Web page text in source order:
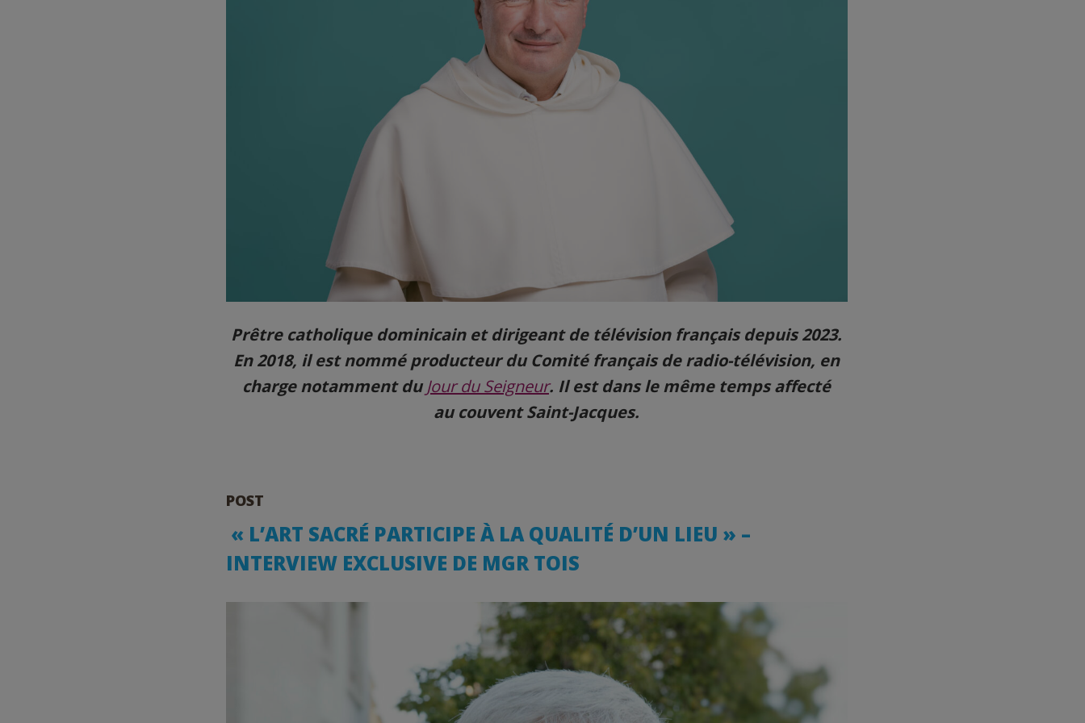
Prêtre catholique dominicain et dirigeant de télévision français depuis 2023.
En 2018, il est nommé producteur du Comité français de radio-télévision, en
charge notamment du Jour du Seigneur. Il est dans le même temps affecté
au couvent Saint-Jacques.
POST
️ « L’ART SACRÉ PARTICIPE À LA QUALITÉ D’UN LIEU » –
INTERVIEW EXCLUSIVE DE MGR TOIS